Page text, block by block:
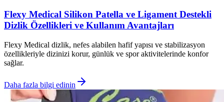
Flexy Medical Silikon Patella ve Ligament Destekli
Dizlik Özellikleri ve Kullanım Avantajları
Flexy Medical dizlik, nefes alabilen hafif yapısı ve stabilizasyon
özellikleriyle dizinizi korur, günlük ve spor aktivitelerinde konfor
sağlar.
Daha fazla bilgi edinin